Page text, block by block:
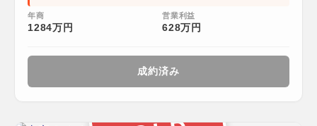
年商
1284万円
営業利益
628万円
成約済み